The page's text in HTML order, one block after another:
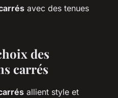
avec des tenues
des
carrés
allient style et